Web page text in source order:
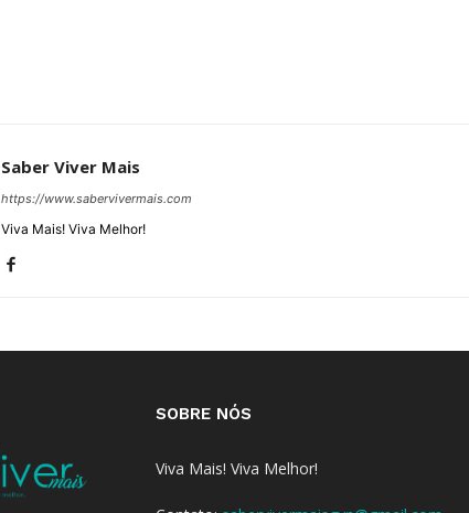
Saber Viver Mais
https://www.sabervivermais.com
Viva Mais! Viva Melhor!
SOBRE NÓS
Viva Mais! Viva Melhor!